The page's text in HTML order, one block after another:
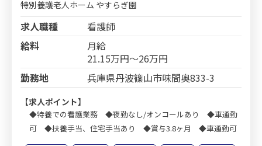
特別養護老人ホーム やすらぎ園
求人職種
看護師
給料
月給
21.15万円～26万円
勤務地
兵庫県丹波篠山市味間奥833-3
【求人ポイント】
◆特養での看護業務 ◆夜勤なし/オンコールあり ◆車通勤
可 ◆扶養手当、住宅手当あり ◆賞与3.8ヶ月 ◆車通勤可